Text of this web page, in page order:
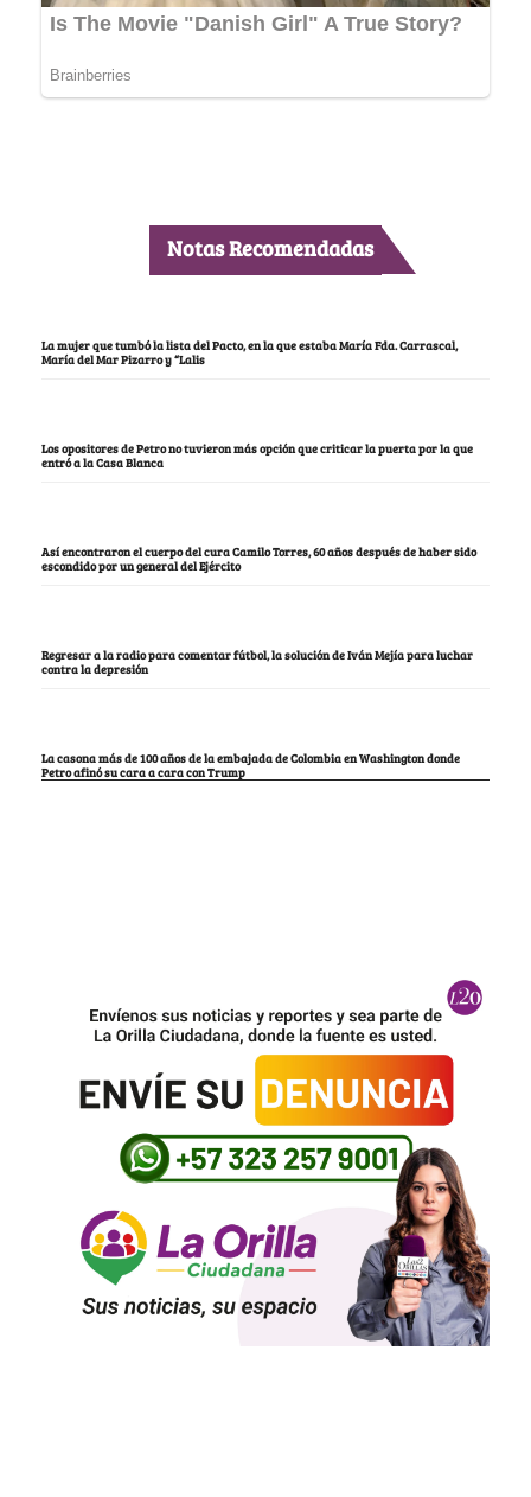
Notas Recomendadas
La mujer que tumbó la lista del Pacto, en la que estaba María Fda. Carrascal,
María del Mar Pizarro y “Lalis
Los opositores de Petro no tuvieron más opción que criticar la puerta por la que
entró a la Casa Blanca
Así encontraron el cuerpo del cura Camilo Torres, 60 años después de haber sido
escondido por un general del Ejército
Regresar a la radio para comentar fútbol, la solución de Iván Mejía para luchar
contra la depresión
La casona más de 100 años de la embajada de Colombia en Washington donde
Petro afinó su cara a cara con Trump